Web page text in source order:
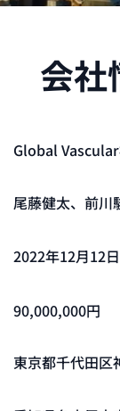
会社
Global
尾藤健太、前川
2022年12月12日
90,000,000円
東京都千代田